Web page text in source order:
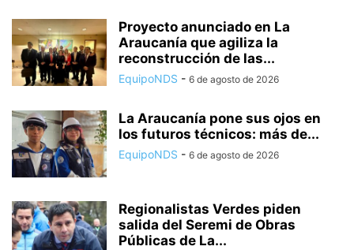
Proyecto anunciado en La
Araucanía que agiliza la
reconstrucción de las...
EquipoNDS - 6 de agosto de 2026
La Araucanía pone sus ojos en
los futuros técnicos: más de...
EquipoNDS - 6 de agosto de 2026
Regionalistas Verdes piden
salida del Seremi de Obras
Públicas de La...